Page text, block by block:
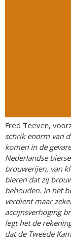
Fred Teeven,
schrik enorm van
komen in de
Nederlandse
brouwerijen, van
bieren dat zij
behouden. In het
verdient maar
accijnsverhoging
legt het de
dat de Tweede